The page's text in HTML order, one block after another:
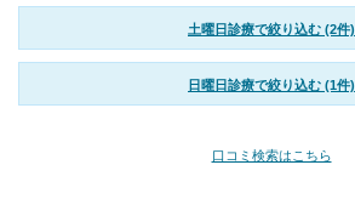
土曜日診療で絞り込む (2件)
日曜日診療で絞り込む (1件)
口コミ検索はこちら